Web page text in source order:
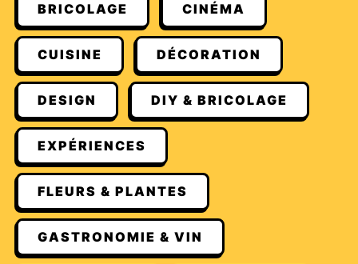
BRICOLAGE CINÉMA
CUISINE DÉCORATION
DESIGN DIY & BRICOLAGE
EXPÉRIENCES
FLEURS & PLANTES
GASTRONOMIE & VIN